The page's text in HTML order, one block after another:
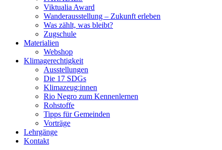
Viktualia Award
Wanderausstellung – Zukunft erleben
Was zählt, was bleibt?
Zugschule
Materialien
Webshop
Klimagerechtigkeit
Ausstellungen
Die 17 SDGs
Klimazeug:innen
Rio Negro zum Kennenlernen
Rohstoffe
Tipps für Gemeinden
Vorträge
Lehrgänge
Kontakt